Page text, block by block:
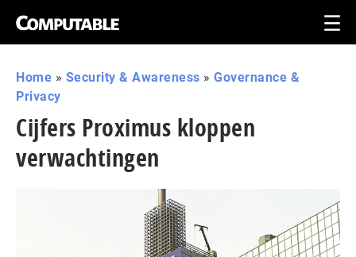
Home » Security & Awareness » Governance &
Privacy
Cijfers Proximus kloppen
verwachtingen